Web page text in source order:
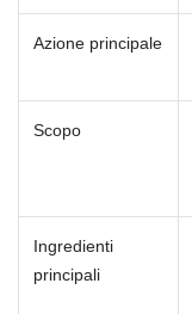
Azione principale
Scopo
Ingredienti
principali